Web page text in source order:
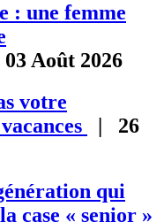
: une femme
Août 2026
votre
| 26
qui
case « senior »